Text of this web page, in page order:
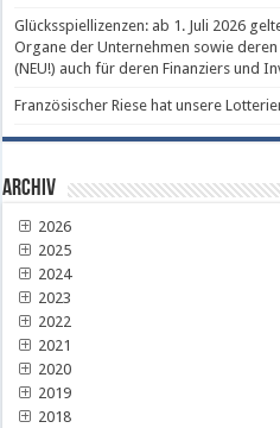
Glücksspiellizenzen: ab 1. Juli 2026
Organe der Unternehmen sowie
(NEU!) auch für deren Finanziers und
Französischer Riese hat unsere
Archiv
2026
2025
2024
2023
2022
2021
2020
2019
2018